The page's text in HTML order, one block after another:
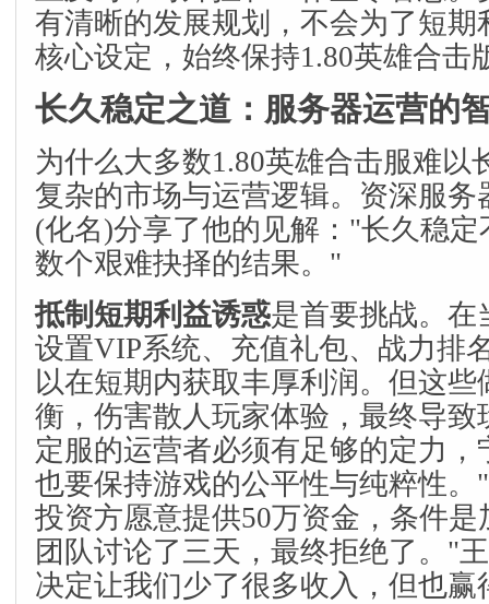
有清晰的发展规划，不会为了短期
核心设定，始终保持1.80英雄合击
长久稳定之道：服务器运营的
为什么大多数1.80英雄合击服难以
复杂的市场与运营逻辑。资深服
(化名)分享了他的见解："长久稳
数个艰难抉择的结果。"
抵制短期利益诱惑是首要挑战。在
设置VIP系统、充值礼包、战力排
以在短期内获取丰厚利润。但这
衡，伤害散人玩家体验，最终导致
定服的运营者必须有足够的定力
也要保持游戏的公平性与纯粹性
投资方愿意提供50万资金，条件
团队讨论了三天，最终拒绝了。"
决定让我们少了很多收入，但也